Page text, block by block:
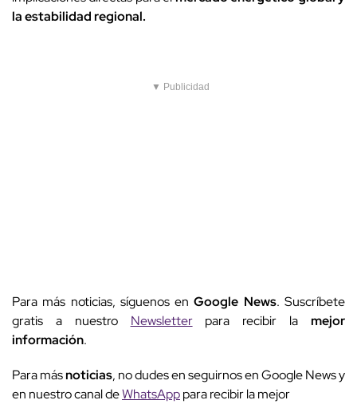
la estabilidad regional.
▼ Publicidad
Para más noticias, síguenos enGoogle News. Suscríbete
gratis a nuestro Newsletterpara recibir lamejor
información.
Para másnoticias, no dudes en seguirnos en Google News y
en nuestro canal deWhatsApppara recibir la mejor